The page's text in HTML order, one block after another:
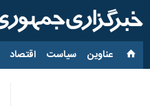
عناوین‌ سیاست اقتصاد